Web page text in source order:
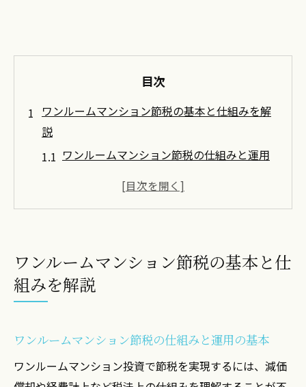
目次
ワンルームマンション節税の基本と仕組みを解
説
ワンルームマンション節税の仕組みと運用
投資用ワンルームの税金対策で注意すべき
ワンルームマンション投資の節税が嘘と誤
解される理由
節税を成功させるための実践的な管理運用
投資用ワンルームで税金を抑える管理運用法
ワンルームマンション節税の基本と仕
組みを解説
ワンルームマンション節税の仕組みと運用の基本
ワンルームマンション投資で節税を実現するには、減価